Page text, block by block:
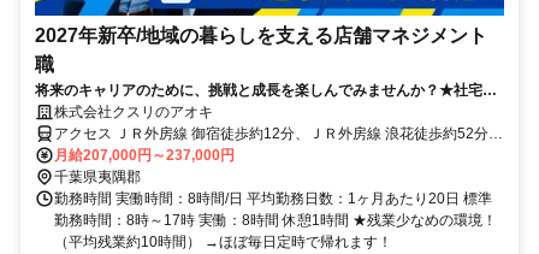
2027年新卒/地域の暮らしを支える店舗マネジメント
職
将来のキャリアのために、挑戦と成長を楽しんでみませんか？★社宅制
度・資格取得サポートで長期的に働ける◎
株式会社クスリのアオキ
アクセス ＪＲ外房線 御宿徒歩約12分、ＪＲ外房線 浪花徒歩約52分、
ＪＲ外房線 勝浦出入口1徒歩約89分
月給207,000円～237,000円
千葉県夷隅郡
勤務時間 実働時間：8時間/日 平均勤務日数：1ヶ月あたり20日 標準
勤務時間：8時～17時 実働：8時間 休憩1時間 ★残業少なめの環境！
（平均残業約10時間） →ほぼ毎日定時で帰れます！